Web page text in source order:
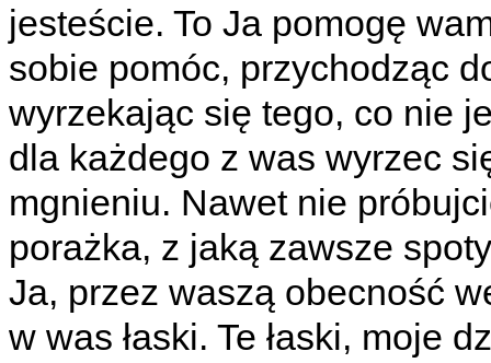
jesteście. To Ja pomogę
sobie pomóc, przychodząc
wyrzekając się tego, co nie
dla każdego z was wyrzec
mgnieniu. Nawet nie
porażka, z jaką zawsze
Ja, przez waszą obecność
w was łaski. Te łaski, moje